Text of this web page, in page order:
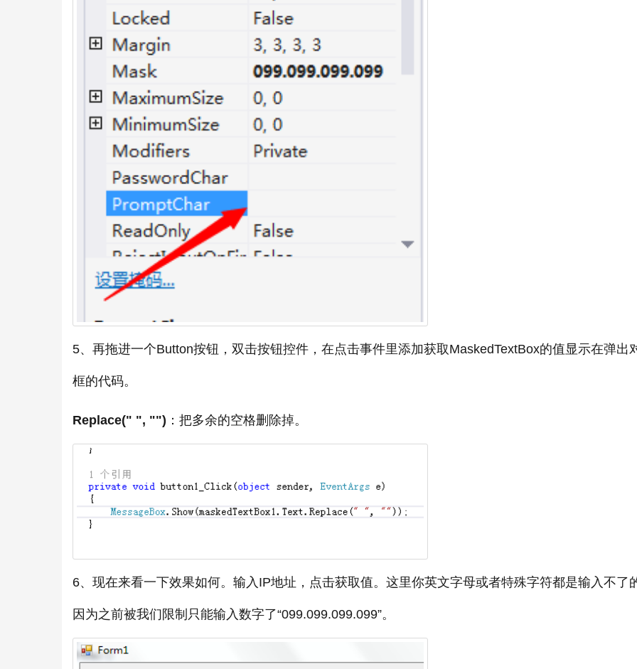
5、再拖进一个Button按钮，双击按钮控件，在点击事件里添加获取MaskedTextBox的值显示在弹出
框的代码。
Replace(" ", "") ：把多余的空格删除掉。
6、现在来看一下效果如何。输入IP地址，点击获取值。这里你英文字母或者特殊字符都是输入不了
因为之前被我们限制只能输入数字了“099.099.099.099”。